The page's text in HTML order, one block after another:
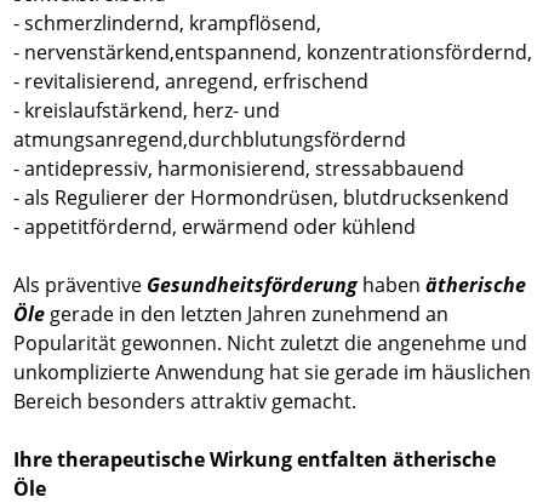
- schmerzlindernd, krampflösend,
- nervenstärkend,entspannend, konzentrationsfördernd,
- revitalisierend, anregend, erfrischend
- kreislaufstärkend, herz- und
atmungsanregend,durchblutungsfördernd
- antidepressiv, harmonisierend, stressabbauend
- als Regulierer der Hormondrüsen, blutdrucksenkend
- appetitfördernd, erwärmend oder kühlend
Als präventive Gesundheitsförderunghaben ätherische
Öle gerade in den letzten Jahren zunehmend an
Popularität gewonnen. Nicht zuletzt die angenehme und
unkomplizierte Anwendung hat sie gerade im häuslichen
Bereich besonders attraktiv gemacht.
Ihre therapeutische Wirkung entfalten ätherische
Öle